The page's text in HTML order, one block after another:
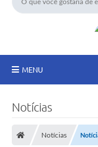
MENU
LICITAÇÕES E
Notícias
Notícias